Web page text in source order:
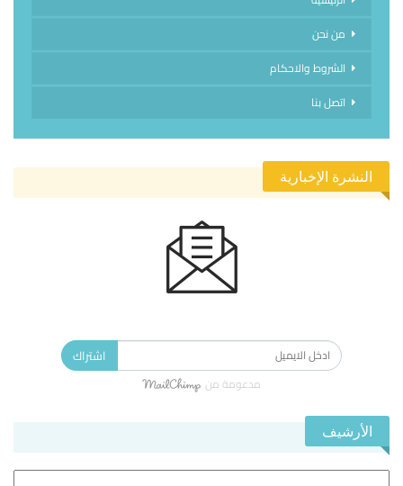
من نحن
الشروط والاحكام
اتصل بنا
النشرة الإخبارية
اشتراك
مدعومة من
الأرشيف